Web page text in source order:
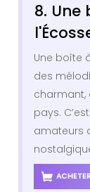
8.
Une boîte
des
charmant,
pays.
amateurs